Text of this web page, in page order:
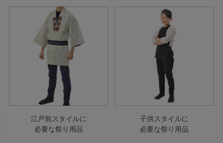
江戸前スタイルに
必要な祭り用品
子供スタイルに
必要な祭り用品